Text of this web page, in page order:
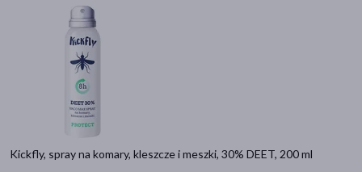
Kickfly, spray na komary, kleszcze i meszki, 30% DEET, 200 ml